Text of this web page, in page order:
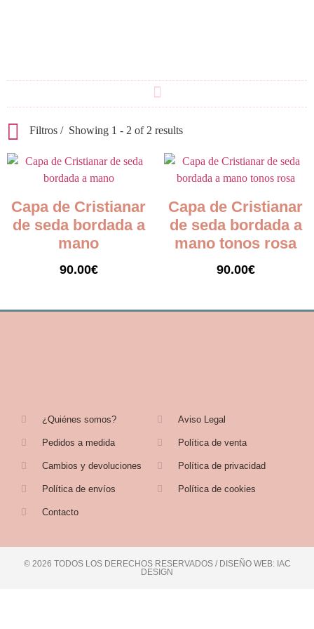
Filtros Showing 1 - 2 of 2 results
Capa de Cristianar
de seda bordada a
mano
90.00€
Capa de Cristianar
de seda bordada a
mano tonos rosa
90.00€
¿Quiénes somos?
Pedidos a medida
Cambios y devoluciones
Política de envíos
Contacto
Aviso Legal
Política de venta
Política de privacidad
Política de cookies
© 2026 TODOS LOS DERECHOS RESERVADOS / DISEÑO WEB: IAC
DESIGN